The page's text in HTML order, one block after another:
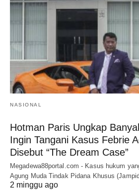
NASIONAL
Hotman Paris Ungkap
Ingin Tangani Kasus Febrie
Disebut “The Dream Case”
Megadewa88portal.com - Kasus hukum
Agung Muda Tindak Pidana Khusus
2 minggu ago